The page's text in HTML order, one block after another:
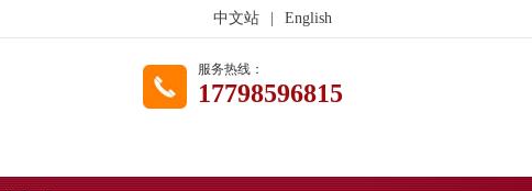
中文站 English
服务热线：
17798596815